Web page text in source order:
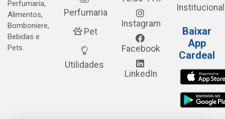
Perfumaria,
Alimentos,
Bomboniere,
Bebidas e
Pets.
Perfumaria
Pet
Utilidades
Instagram
Facebook
LinkedIn
Institucional
Baixar
App
Cardeal